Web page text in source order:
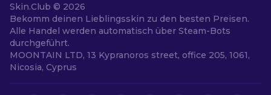
Skin.Club © 2026
Bekomm deinen Lieblingsskin zu den besten Preisen.
Alle Handel werden automatisch über Steam-Bots
durchgeführt.
MOONTAIN LTD, 13 Kypranoros street, office 205, 1061,
Nicosia, Cyprus